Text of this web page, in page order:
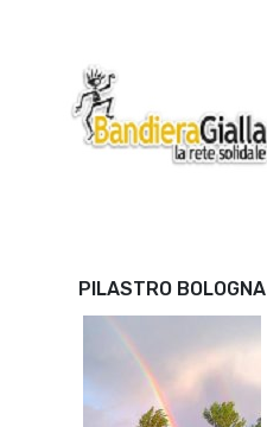
PILASTRO BOLOGNA